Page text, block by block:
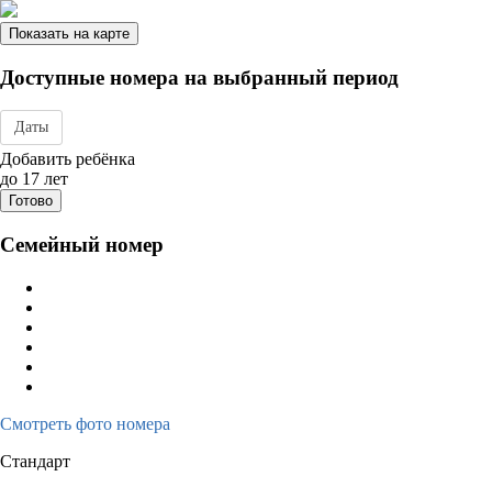
Показать на карте
Доступные номера на выбранный период
Даты
Дата заезда - отъезда
Добавить ребёнка
до 17 лет
Готово
Семейный номер
Смотреть фото номера
Стандарт